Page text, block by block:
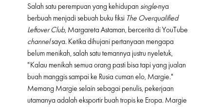
Salah satu perempuan yang kehidupan single-nya
berbuah menjadi sebuah buku fiksi The Overqualified
Leftover Club, Margareta Astaman, bercerita di YouTube
channelsaya. Ketika dihujani pertanyaan mengapa
belum menikah, salah satu temannya justru nyeletuk,
"Kalau menikah semua orang pasti bisa tapi yang jualan
buah manggis sampai ke Rusia cuman elo, Margie."
Memang Margie selain sebagai penulis, pekerjaan
utamanya adalah eksportir buah tropis ke Eropa. Margie